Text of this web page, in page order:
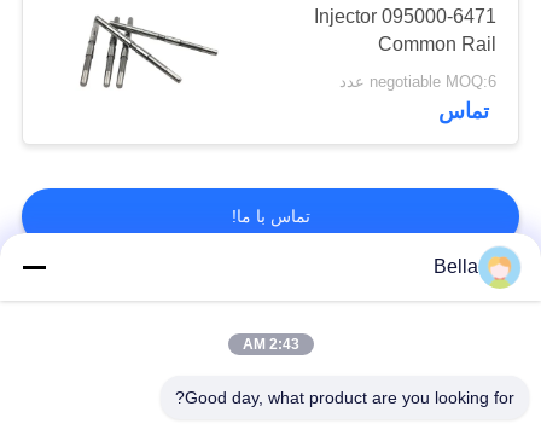
کیت تعمیر راه آهن
مشترک
9
Injector 095000-6471
Common Rail
negotiable MOQ:6 عدد
تماس
تماس با ما!
دسته بندی های محبوب
قطعات ریلی مشترک نازل ریلی مشترک
Bella
2:43 AM
Good day, what product are you looking for?